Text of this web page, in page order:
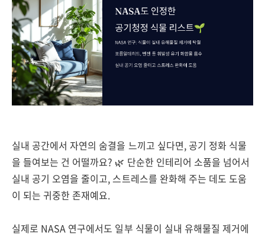
실내 공간에서 자연의 숨결을 느끼고 싶다면, 공기 정화 식물
을 들여보는 건 어떨까요? 🌿 단순한 인테리어 소품을 넘어서
실내 공기 오염을 줄이고, 스트레스를 완화해 주는 데도 도움
이 되는 귀중한 존재예요.
실제로 NASA 연구에서도 일부 식물이 실내 유해물질 제거에